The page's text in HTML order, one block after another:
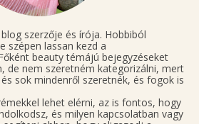
szerzője és írója. Hobbiból
szépen lassan kezd a
beauty témájú bejegyzéseket
de nem szeretném kategorizálni, mert
sok mindenről szeretnék, és fogok is
lehet elérni, az is fontos, hogy
és milyen kapcsolatban vagy